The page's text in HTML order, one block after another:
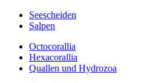
Seescheiden
Salpen
Octocorallia
Hexacorallia
Quallen und Hydrozoa